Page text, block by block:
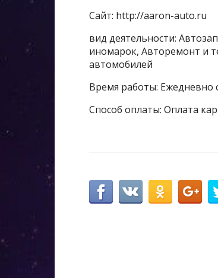
Сайт: http://aaron-auto.ru
вид деятельности:
иномарок, Авторемонт и
автомобилей
Время работы: Ежедневно
Способ оплаты: Оплата